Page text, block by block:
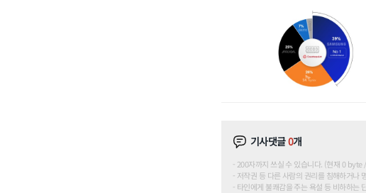
기사댓글0개
200자까지 쓰실 수 있습니다. (현재 0
저작권 등 다른 사람의 권리를 침해하거나
타인에게 불쾌감을 주는 욕설 등 비하하는